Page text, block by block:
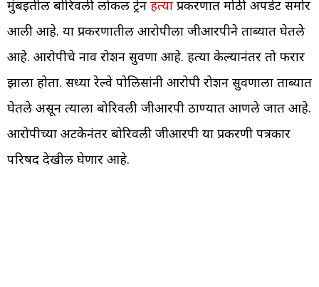
मुंबईतील बोरिवली लोकल ट्रेन हत्या प्रकरणात मोठी अपडेट समोर
आली आहे. या प्रकरणातील आरोपीला जीआरपीने ताब्यात घेतले
आहे. आरोपीचे नाव रोशन सुवर्णा आहे. हत्या केल्यानंतर तो फरार
झाला होता. सध्या रेल्वे पोलिसांनी आरोपी रोशन सुवर्णाला ताब्यात
घेतले असून त्याला बोरिवली जीआरपी ठाण्यात आणले जात आहे.
आरोपीच्या अटकेनंतर बोरिवली जीआरपी या प्रकरणी पत्रकार
परिषद देखील घेणार आहे.